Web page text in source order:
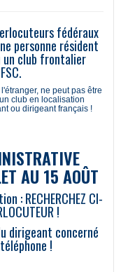
fédéraux
personne résident
club frontalier
ne peut pas être
club en localisation
ou dirigeant français !
AU 15 AOÛT
: RECHERCHEZ CI-
!
dirigeant concerné
!